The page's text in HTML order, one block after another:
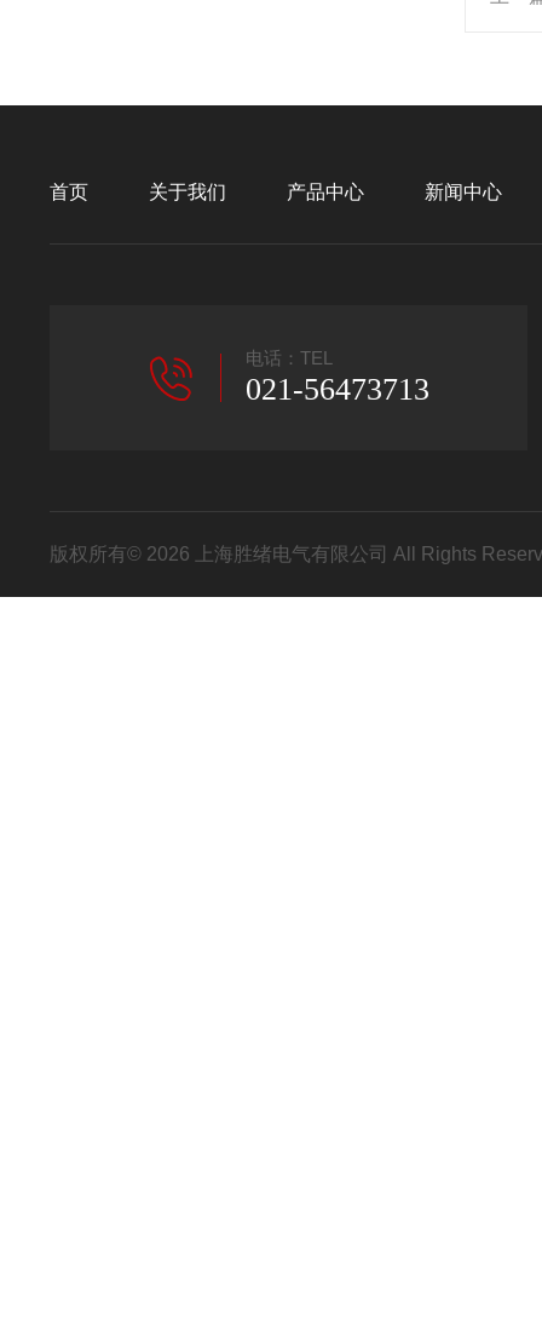
首页 关于我们 产品中心 新闻中心
电话：TEL
021-56473713
版权所有© 2026 上海胜绪电气有限公司 All Rights